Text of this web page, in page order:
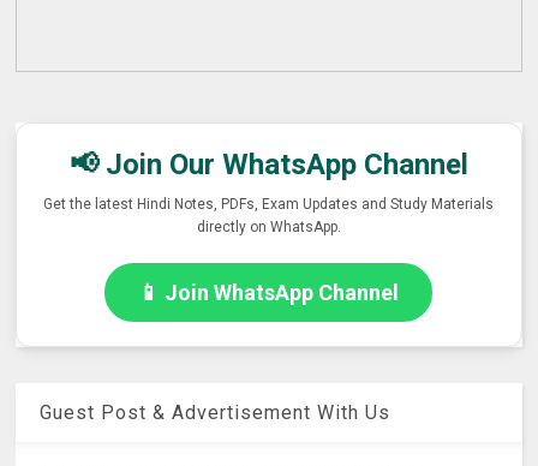
📢 Join Our WhatsApp Channel
Get the latest Hindi Notes, PDFs, Exam Updates and Study Materials
directly on WhatsApp.
📱 Join WhatsApp Channel
Guest Post & Advertisement With Us